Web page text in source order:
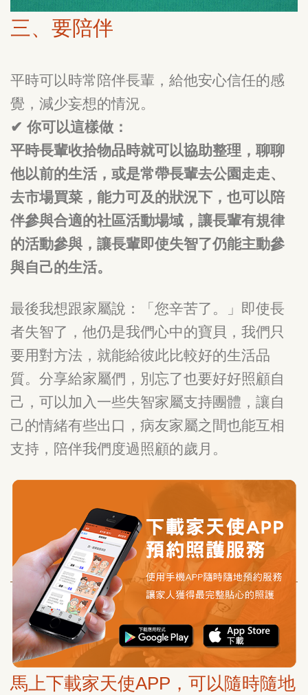
三、要陪伴
平時可以時常陪伴長輩，給他安心信任的感
覺，減少妄想的情況。
✔ 你可以這樣做：
平時長輩收拾物品時就可以協助整理，聊聊
他以前的生活，或是常帶長輩去公園走走、
去市場買菜，能力可及的狀況下，也可以陪
伴參與合適的社區活動場域，讓長輩有規律
的活動參與，讓長輩即使失智了仍能主動參
與自己的生活。
最後我想跟家屬說：「您辛苦了。」即使長
者失智了，他仍是我們心中的寶貝，我們只
要用對方法，就能給彼此比較好的生活品
質。分享給家屬們，別忘了也要好好照顧自
己，可以加入一些失智家屬支持團體，讓自
己的情緒有些出口，病友家屬之間也能互相
支持，陪伴我們度過照顧的歲月。
馬上下載家天使APP，可以隨時隨地